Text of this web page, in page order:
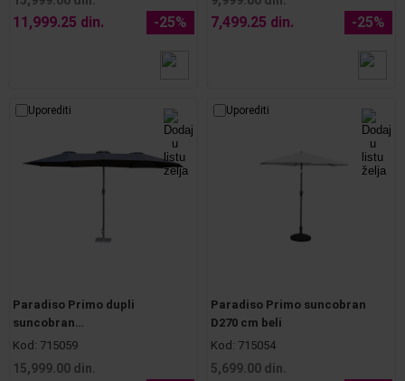
11,999.25 din. -25% 7,499.25 din. -25%
Uporediti
Paradiso Primo dupli
suncobran
450(130/185/130)x260x230
Kod: 715059
15,999.00 din.
Uporediti
Paradiso Primo suncobran
D270 cm beli
Kod: 715054
5,699.00 din.